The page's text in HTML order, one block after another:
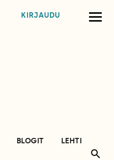
KIRJAUDU
BLOGIT
LEHTI